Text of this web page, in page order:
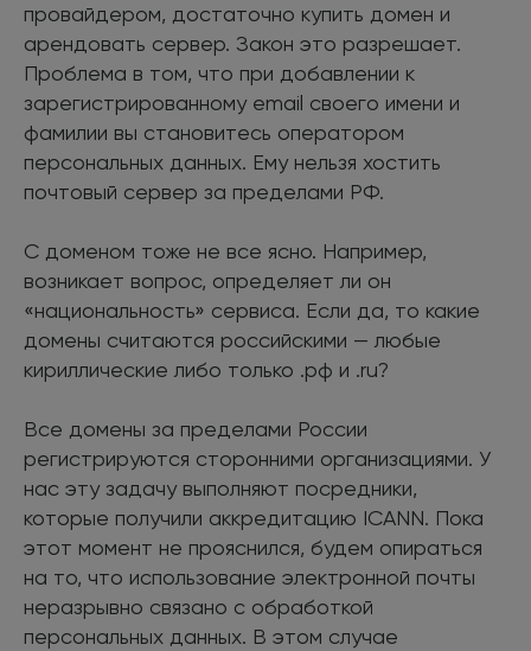
провайдером, достаточно купить домен и
арендовать сервер. Закон это разрешает.
Проблема в том, что при добавлении к
зарегистрированному email своего имени и
фамилии вы становитесь оператором
персональных данных. Ему нельзя хостить
почтовый сервер за пределами РФ.
С доменом тоже не все ясно. Например,
возникает вопрос, определяет ли он
«национальность» сервиса. Если да, то какие
домены считаются российскими — любые
кириллические либо только .рф и .ru?
Все домены за пределами России
регистрируются сторонними организациями. У
нас эту задачу выполняют посредники,
которые получили аккредитацию ICANN. Пока
этот момент не прояснился, будем опираться
на то, что использование электронной почты
неразрывно связано с обработкой
персональных данных. В этом случае